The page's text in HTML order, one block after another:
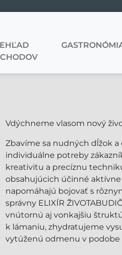
Vdýchneme vlasom nový
Zbavíme sa nudných dĺžok
individuálne potreby
kreativitu a precíznu
obsahujúcich účinné
napomáhajú bojovať s
správny ELIXÍR
vnútornú aj vonkajšiu
k lámaniu, zhydratujeme
vytúženú odmenu v podobe